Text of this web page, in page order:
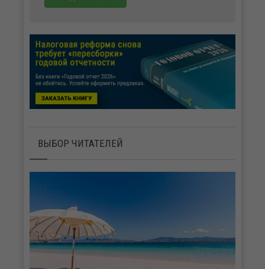
ВЫБОР ЧИТАТЕЛЕЙ